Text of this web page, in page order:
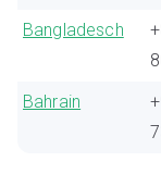
Bangladesch
Bahrain